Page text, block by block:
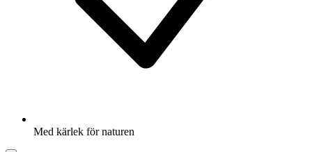
Med kärlek för naturen